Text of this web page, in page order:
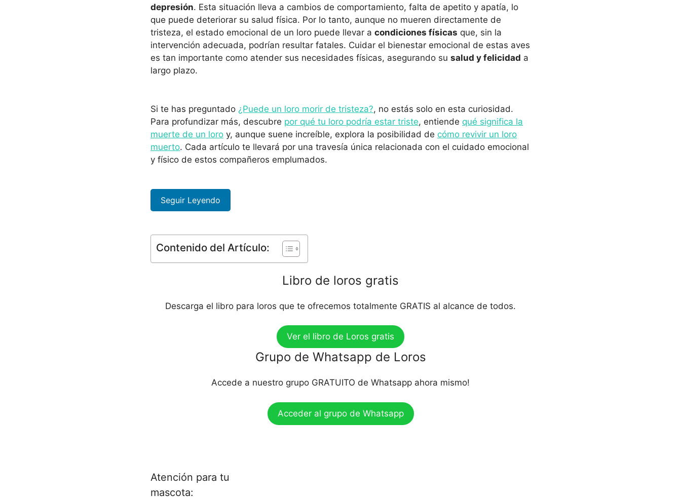
depresión. Esta situación lleva a cambios de comportamiento, falta de apetito y apatía, lo
que puede deteriorar su salud física. Por lo tanto, aunque no mueren directamente de
tristeza, el estado emocional de un loro puede llevar a condiciones físicas que, sin la
intervención adecuada, podrían resultar fatales. Cuidar el bienestar emocional de estas aves
es tan importante como atender sus necesidades físicas, asegurando su salud y felicidad a
largo plazo.
Si te has preguntado ¿Puede un loro morir de tristeza?, no estás solo en esta curiosidad.
Para profundizar más, descubre por qué tu loro podría estar triste, entiende qué significa la
muerte de un loro y, aunque suene increíble, explora la posibilidad de cómo revivir un loro
muerto. Cada artículo te llevará por una travesía única relacionada con el cuidado emocional
y físico de estos compañeros emplumados.
Seguir Leyendo
Contenido del Artículo:
Libro de loros gratis
Descarga el libro para loros que te ofrecemos totalmente GRATIS al alcance de todos.
Ver el libro de Loros gratis
Grupo de Whatsapp de Loros
Accede a nuestro grupo GRATUITO de Whatsapp ahora mismo!
Acceder al grupo de Whatsapp
Atención para tu
mascota: